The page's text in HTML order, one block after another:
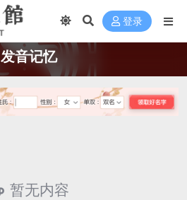
登录
发音记忆
暂无内容